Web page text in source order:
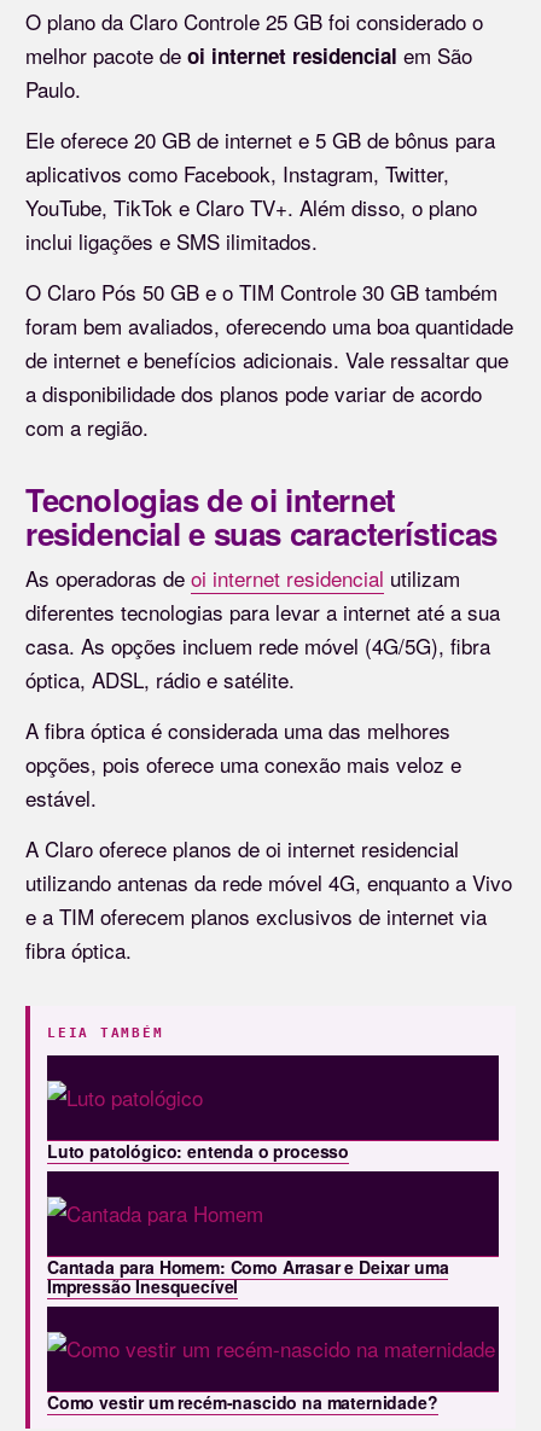
O plano da Claro Controle 25 GB foi considerado o
melhor pacote de oi internet residencial em São
Paulo.
Ele oferece 20 GB de internet e 5 GB de bônus para
aplicativos como Facebook, Instagram, Twitter,
YouTube, TikTok e Claro TV+. Além disso, o plano
inclui ligações e SMS ilimitados.
O Claro Pós 50 GB e o TIM Controle 30 GB também
foram bem avaliados, oferecendo uma boa quantidade
de internet e benefícios adicionais. Vale ressaltar que
a disponibilidade dos planos pode variar de acordo
com a região.
Tecnologias de oi internet
residencial e suas características
As operadoras de oi internet residencial utilizam
diferentes tecnologias para levar a internet até a sua
casa. As opções incluem rede móvel (4G/5G), fibra
óptica, ADSL, rádio e satélite.
A fibra óptica é considerada uma das melhores
opções, pois oferece uma conexão mais veloz e
estável.
A Claro oferece planos de oi internet residencial
utilizando antenas da rede móvel 4G, enquanto a Vivo
e a TIM oferecem planos exclusivos de internet via
fibra óptica.
LEIA TAMBÉM
Luto patológico: entenda o processo
Cantada para Homem: Como Arrasar e Deixar uma
Impressão Inesquecível
Como vestir um recém-nascido na maternidade?